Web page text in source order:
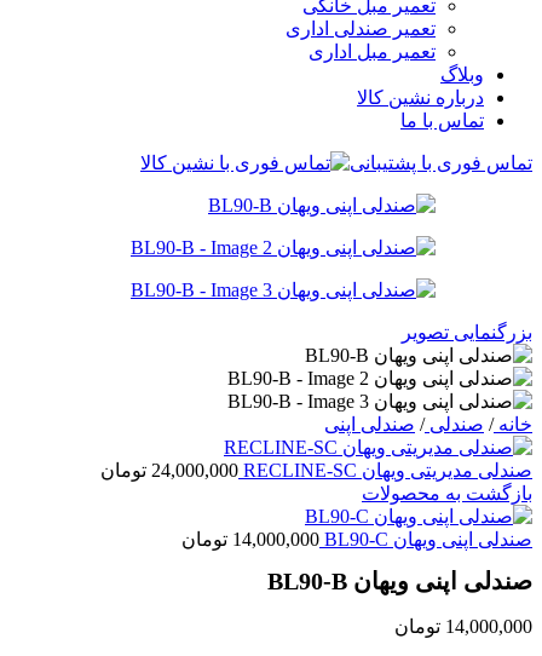
تعمیر مبل خانگی
تعمیر صندلی اداری
تعمیر مبل اداری
وبلاگ
درباره نشین کالا
تماس با ما
تماس فوری با پشتیبانی
بزرگنمایی تصویر
خانه/ صندلی/ صندلی اپنی
صندلی مدیریتی ویهان RECLINE-SC 24,000,000 تومان
بازگشت به محصولات
صندلی اپنی ویهان BL90-C 14,000,000 تومان
صندلی اپنی ویهان BL90-B
14,000,000 تومان